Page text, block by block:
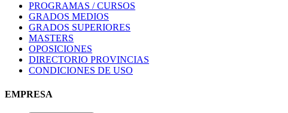
PROGRAMAS / CURSOS
GRADOS MEDIOS
GRADOS SUPERIORES
MASTERS
OPOSICIONES
DIRECTORIO PROVINCIAS
CONDICIONES DE USO
EMPRESA